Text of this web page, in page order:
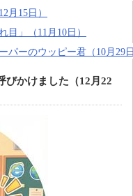
月15日）
」（11月10日）
パーのウッピー君（10月29
びかけました（12月22